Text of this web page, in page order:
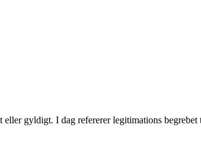
gyldigt. I dag refererer legitimations